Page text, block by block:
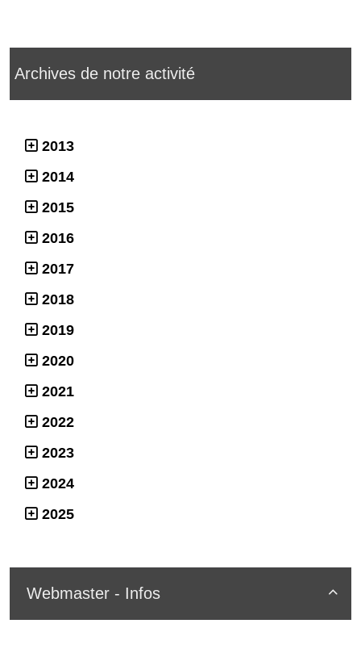
Archives de notre activité
2013
2014
2015
2016
2017
2018
2019
2020
2021
2022
2023
2024
2025

Webmaster - Infos